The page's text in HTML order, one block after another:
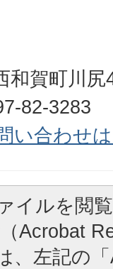
和賀町川
82-3283
い合わせ
イルを閲
Acrobat
、左記の